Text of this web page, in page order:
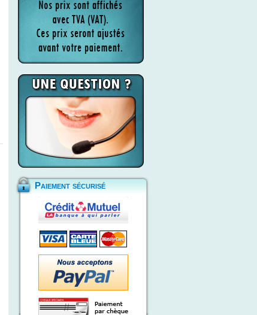
Paiement sécurisé